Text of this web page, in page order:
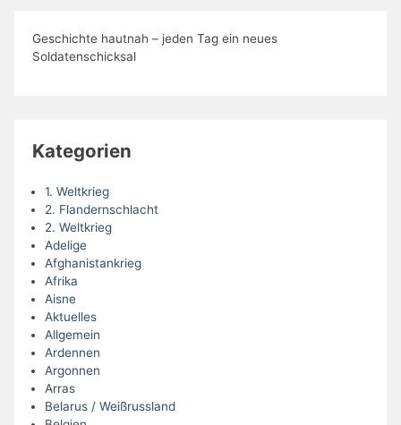
Geschichte hautnah – jeden Tag ein neues
Soldatenschicksal
Kategorien
1. Weltkrieg
2. Flandernschlacht
2. Weltkrieg
Adelige
Afghanistankrieg
Afrika
Aisne
Aktuelles
Allgemein
Ardennen
Argonnen
Arras
Belarus / Weißrussland